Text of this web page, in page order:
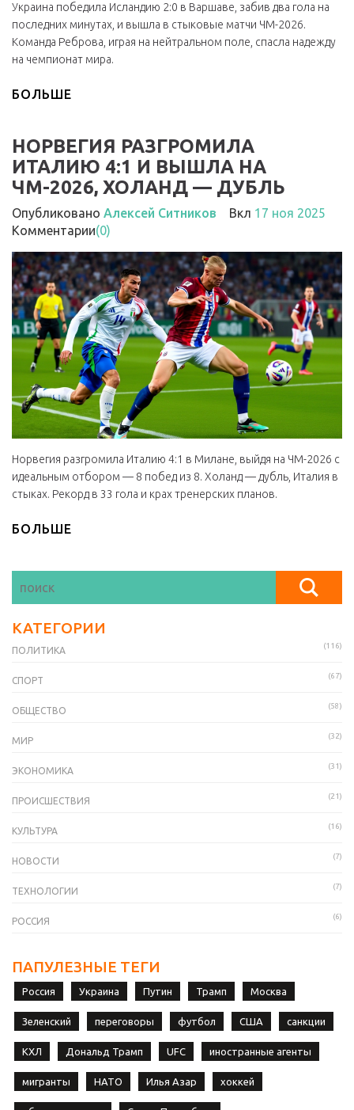
Украина победила Исландию 2:0 в Варшаве, забив два гола на
последних минутах, и вышла в стыковые матчи ЧМ-2026.
Команда Реброва, играя на нейтральном поле, спасла надежду
на чемпионат мира.
БОЛЬШЕ
НОРВЕГИЯ РАЗГРОМИЛА
ИТАЛИЮ 4:1 И ВЫШЛА НА
ЧМ-2026, ХОЛАНД — ДУБЛЬ
Опубликовано Алексей Ситников Вкл 17 ноя 2025
Комментарии(0)
Норвегия разгромила Италию 4:1 в Милане, выйдя на ЧМ-2026 с
идеальным отбором — 8 побед из 8. Холанд — дубль, Италия в
стыках. Рекорд в 33 гола и крах тренерских планов.
БОЛЬШЕ
КАТЕГОРИИ
ПОЛИТИКА (116)
СПОРТ (67)
ОБЩЕСТВО (58)
МИР (32)
ЭКОНОМИКА (31)
ПРОИСШЕСТВИЯ (21)
КУЛЬТУРА (16)
НОВОСТИ (7)
ТЕХНОЛОГИИ (7)
РОССИЯ (6)
ПАПУЛЕЗНЫЕ ТЕГИ
Россия Украина Путин Трамп Москва
Зеленский переговоры футбол США санкции
КХЛ Дональд Трамп UFC иностранные агенты
мигранты НАТО Илья Азар хоккей